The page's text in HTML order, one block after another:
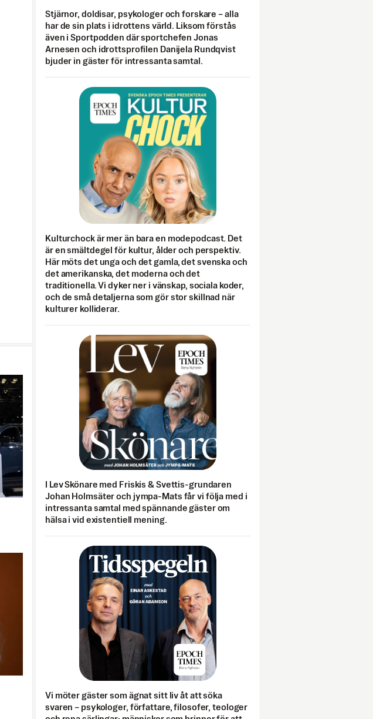
Stjärnor, doldisar, psykologer och forskare – alla
har de sin plats i idrottens värld. Liksom förstås
även i Sportpodden där sportchefen Jonas
Arnesen och idrottsprofilen Danijela Rundqvist
bjuder in gäster för intressanta samtal.
Kulturchock är mer än bara en modepodcast. Det
är en smältdegel för kultur, ålder och perspektiv.
Här möts det unga och det gamla, det svenska och
det amerikanska, det moderna och det
traditionella. Vi dyker ner i vänskap, sociala koder,
och de små detaljerna som gör stor skillnad när
kulturer kolliderar.
I Lev Skönare med Friskis & Svettis-grundaren
Johan Holmsäter och jympa-Mats får vi följa med i
intressanta samtal med spännande gäster om
hälsa i vid existentiell mening.
Vi möter gäster som ägnat sitt liv åt att söka
svaren – psykologer, författare, filosofer, teologer